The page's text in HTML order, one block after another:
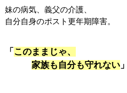
妹の病気、義父の介護、
自分自身のポスト更年期障害。
「 このままじゃ、
家族も自分も守れない 」